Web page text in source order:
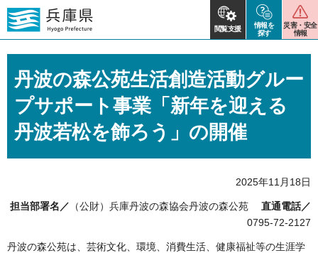
閲覧支援
情報を
探す
災害・安全
情報
丹波の森公苑生活創造活動グルー
プサポート事業「新年を迎える
丹波若松を飾ろう」の開催
2025年11月18日
担当部署名／ （公財）兵庫丹波の森協会丹波の森公苑 直通電話／
0795-72-2127
丹波の森公苑は、芸術文化、環境、消費生活、健康福祉等の生涯学